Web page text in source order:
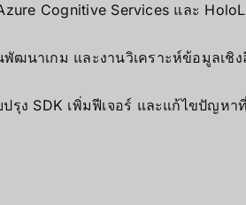
Cognitive Services และ
นาเกม และงานวิเคราะห์ข้อมูลเชิ
ง SDK เพิ่มฟีเจอร์ และแก้ไขปัญหา